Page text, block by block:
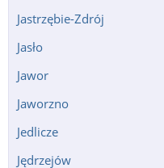
Jastrzębie-Zdrój
Jasło
Jawor
Jaworzno
Jedlicze
Jędrzejów